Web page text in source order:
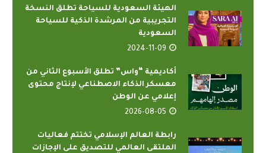
الهيئة السعودية للسياحة تطلق النسخة
التجريبية من المرشدة الذكية للسياحة
السعودية
2024-11-09
أكاديمية “واس” تطلق الأسبوع الثاني من
معسكر الذكاء الاصطناعي لإنتاج محتوى
إعلامي عن الوطن
2026-08-05
رابطة العالم الإسلامي تختتم فعاليات
الملتقى العالمي للتصديق على الإجازات